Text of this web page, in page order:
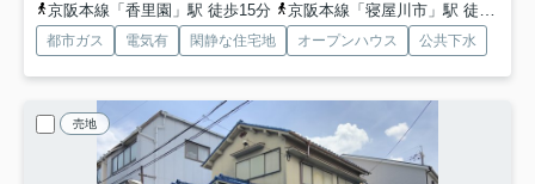
京阪本線「香里園」駅 徒歩15分
京阪本線「寝屋川市」駅 徒歩27分
都市ガス 電気有 閑静な住宅地 オープンハウス 公共下水
売地